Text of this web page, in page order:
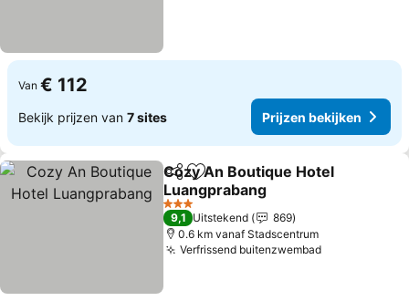
Van € 112
Bekijk prijzen van 7 sites Prijzen bekijken
DelenToevoegen aan favorieten
Cozy An Boutique Hotel
Luangprabang
3 Sterren
9,1 Uitstekend
869
0.6 km vanaf Stadscentrum
Verfrissend buitenzwembad